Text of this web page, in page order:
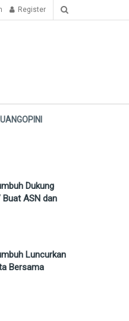
Register
Dukung
ASN dan
Luncurkan
Bersama